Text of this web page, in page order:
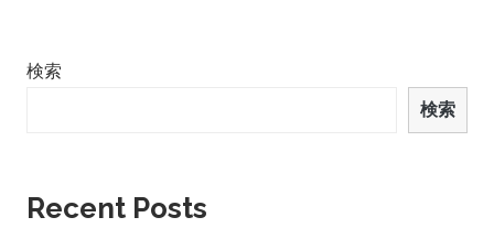
ー
ン
検索
検索
Recent Posts